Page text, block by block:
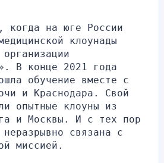
когда на юге России
клоунады
В конце 2021 года
обучение вместе с
и Краснодара. Свой
опытные клоуны из
и Москвы. И с тех пор
связана с
миссией.